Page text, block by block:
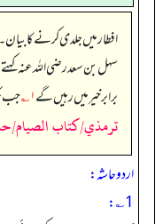
افطار میں جلدی کرنے کا بیان۔
سہل بن سعد رضی الله عنہ کہتے
برابر خیر میں رہیں گے۱؎ جب
ترمذي/كتاب الصيام/
اردو حاشہ:
1؎: